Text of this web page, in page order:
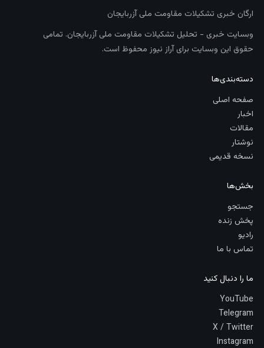
ارگان خبری تشکیلات مقاومت ملی آزربایجان
وبسایت خبری - تحلیل تشکیلات مقاومت ملی آزربایجان. تمامی
حقوق این وبسایت برای آراز نیوز محفوظ است.
دسته‌بندی‌ها
صفحه اصلی
اخبار
مقالات
نوشتار
نسخه قدیمی
بخش‌ها
جستجو
پخش زنده
رادیو
تماس با ما
ما را دنبال کنید
YouTube
Telegram
X / Twitter
Instagram